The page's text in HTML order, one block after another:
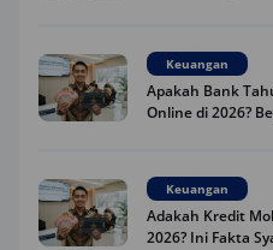
Keuangan
Apakah Bank
Online di 2026?
Keuangan
Adakah Kredit
2026? Ini Fakta